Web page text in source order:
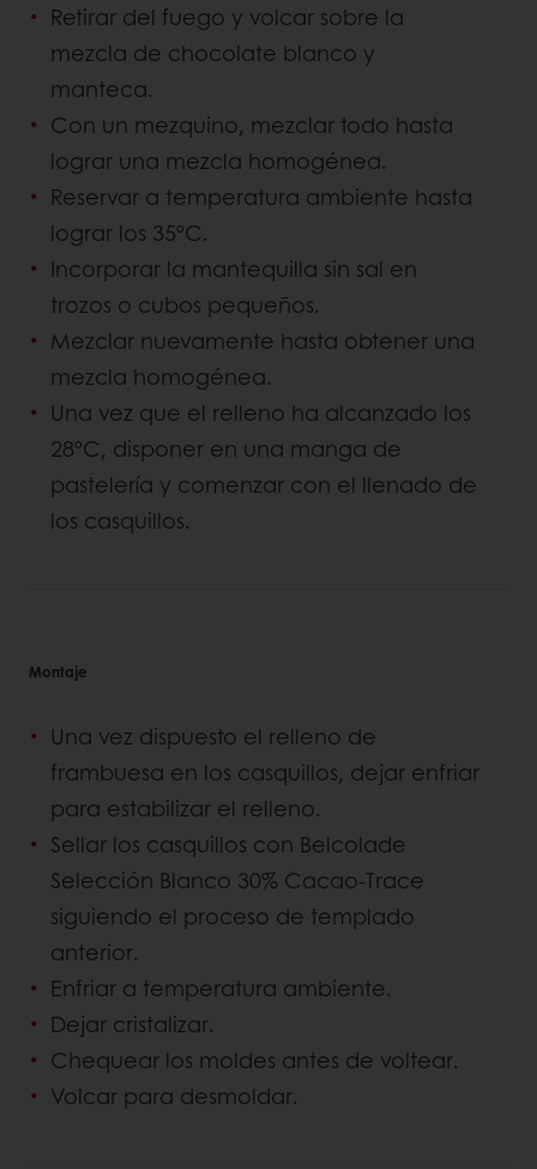
Retirar del fuego y volcar sobre la
mezcla de chocolate blanco y
manteca.
Con un mezquino, mezclar todo hasta
lograr una mezcla homogénea.
Reservar a temperatura ambiente hasta
lograr los 35ºC.
Incorporar la mantequilla sin sal en
trozos o cubos pequeños.
Mezclar nuevamente hasta obtener una
mezcla homogénea.
Una vez que el relleno ha alcanzado los
28ºC, disponer en una manga de
pastelería y comenzar con el llenado de
los casquillos.
Montaje
Una vez dispuesto el relleno de
frambuesa en los casquillos, dejar enfriar
para estabilizar el relleno.
Sellar los casquillos con Belcolade
Selección Blanco 30% Cacao-Trace
siguiendo el proceso de templado
anterior.
Enfriar a temperatura ambiente.
Dejar cristalizar.
Chequear los moldes antes de voltear.
Volcar para desmoldar.